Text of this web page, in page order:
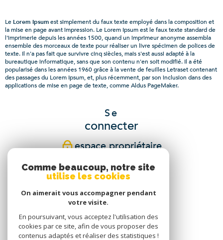
Le Lorem Ipsumest simplement du faux texte employé dans la composition et
la mise en page avant impression. Le Lorem Ipsum est le faux texte standard de
l'imprimerie depuis les années 1500, quand un imprimeur anonyme assembla
ensemble des morceaux de texte pour réaliser un livre spécimen de polices de
texte. Il n'a pas fait que survivre cinq siècles, mais s'est aussi adapté à la
bureautique informatique, sans que son contenu n'en soit modifié. Il a été
popularisé dans les années 1960 grâce à la vente de feuilles Letraset contenant
des passages du Lorem Ipsum, et, plus récemment, par son inclusion dans des
applications de mise en page de texte, comme Aldus PageMaker.
Se
connecter
espace propriétaire
Nous
suivre
Nous
Comme beaucoup, notre site
utilise les cookies
On aimerait vous accompagner pendant
votre visite.
En poursuivant, vous acceptez l'utilisation des
cookies par ce site, afin de vous proposer des
contenus adaptés et réaliser des statistiques !